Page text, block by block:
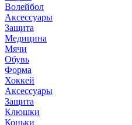
Волейбол
Аксессуары
Защита
Медицина
Мячи
Обувь
Форма
Хоккей
Аксессуары
Защита
Клюшки
Коньки